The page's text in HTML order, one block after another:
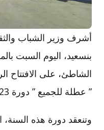
أشرف وزير الشباب
بنسعيد، اليوم السبت
الشاطئ، على الافتتاح
” عطلة للجميع ” دورة 2023.
وتنعقد دورة هذه